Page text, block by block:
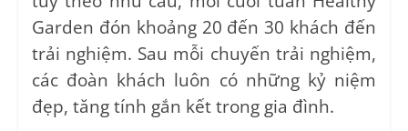
Garden đón khoảng 20 đến 30 khách đến
trải nghiệm. Sau mỗi chuyến trải nghiệm,
các đoàn khách luôn có những kỷ niệm
đẹp, tăng tính gắn kết trong gia đình.